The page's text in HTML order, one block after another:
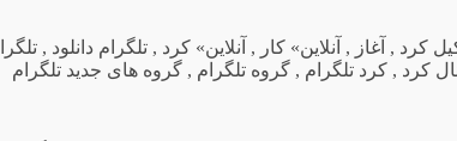
کرد , آغاز , آنلاین» کار , آنلاین» کرد , تلگرام دانلود ,
کرد , کرد تلگرام , گروه تلگرام , گروه های جدید تلگرام